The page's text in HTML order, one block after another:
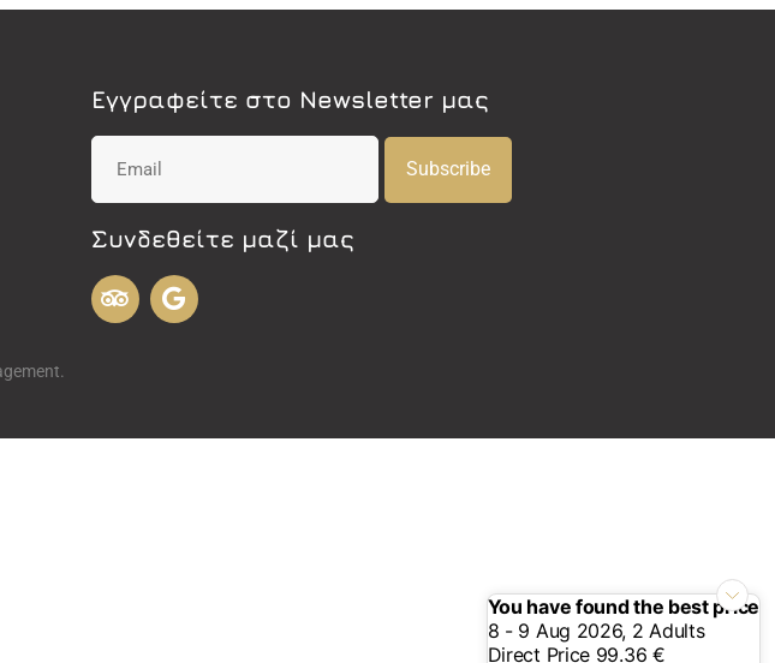
Εγγραφείτε στο Newsletter μας
Subscribe
Συνδεθείτε μαζί μας